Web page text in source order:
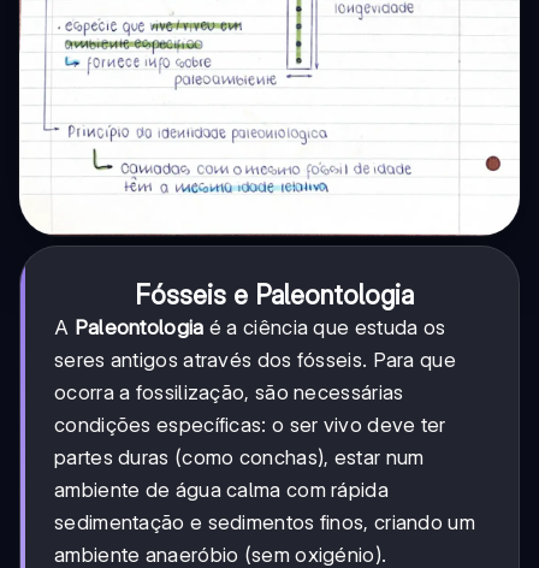
Fósseis e Paleontologia
A Paleontologia é a ciência que estuda os
seres antigos através dos fósseis. Para que
ocorra a fossilização, são necessárias
condições específicas: o ser vivo deve ter
partes duras (como conchas), estar num
ambiente de água calma com rápida
sedimentação e sedimentos finos, criando um
ambiente anaeróbio (sem oxigénio).